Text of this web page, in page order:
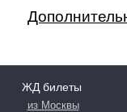
ЖД билеты
из Москвы